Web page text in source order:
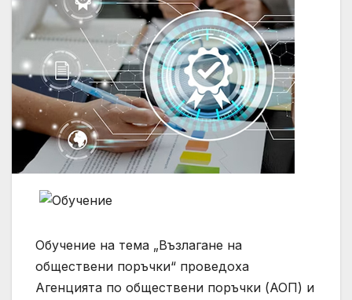
Обучение на тема „Възлагане на
обществени поръчки“ проведоха
Агенцията по обществени поръчки (АОП) и